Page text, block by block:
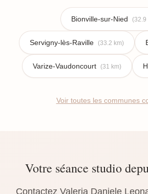
Bionville-sur-Nied (32.9
Servigny-lès-Raville (33.2 km)
Varize-Vaudoncourt (31 km)
Voir toutes les communes
Votre séance studio
Contactez Valeria Daniele